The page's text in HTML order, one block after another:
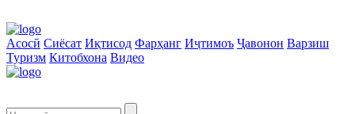
Асосӣ Сиёсат Иқтисод Фарҳанг Иҷтимоъ Ҷавонон Варзиш
Туризм Китобхона Видео